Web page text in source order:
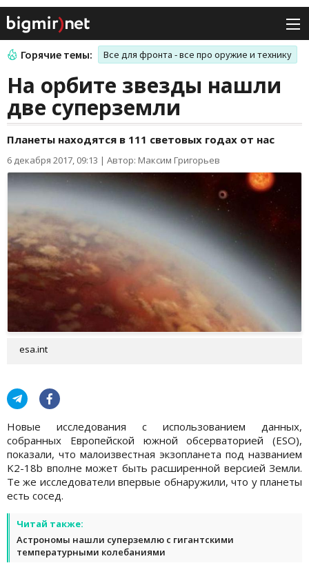
Горячие темы: Все для фронта - все про оружие и технику
На орбите звезды нашли
две суперземли
Планеты находятся в 111 световых годах от нас
6 декабря 2017, 09:13 | Автор: Максим Григорьев
esa.int
Новые исследования с использованием данных,
собранных Европейской южной обсерваторией (ESO),
показали, что малоизвестная экзопланета под названием
K2-18b вполне может быть расширенной версией Земли.
Те же исследователи впервые обнаружили, что у планеты
есть сосед.
Читай также:
Астрономы нашли суперземлю с гигантскими
температурными колебаниями